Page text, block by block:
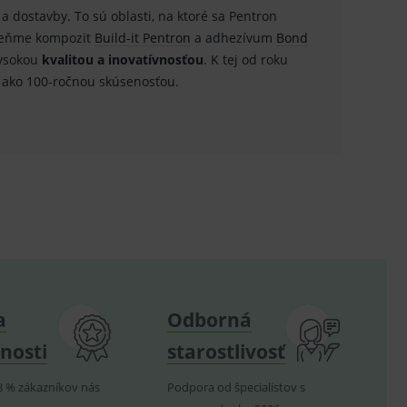
a dostavby. To sú oblasti, na ktoré sa Pentron
kompozit Build-it Pentron a adhezívum Bond
kvalitou a inovatívnosťou. K tej od roku
100-ročnou skúsenosťou.
% zákazníkov nás
Odborná
starostlivosť
Podpora od špecialistov s
analytics.
zobrazení
reklamy.
předvoleb pro
webu používá